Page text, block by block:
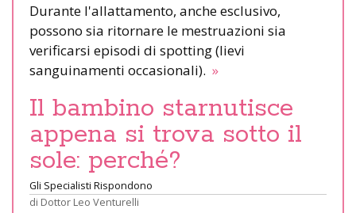
Durante l'allattamento, anche esclusivo,
possono sia ritornare le mestruazioni sia
verificarsi episodi di spotting (lievi
sanguinamenti occasionali). »
Il bambino starnutisce
appena si trova sotto il
sole: perché?
Gli Specialisti Rispondono
di Dottor Leo Venturelli